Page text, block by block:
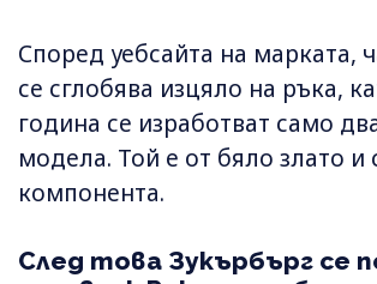
Според уебсайта на марката,
се сглобява изцяло на ръка,
година се изработват само
модела. Той е от бяло злато и
компонента.
След това Зукърбърг се